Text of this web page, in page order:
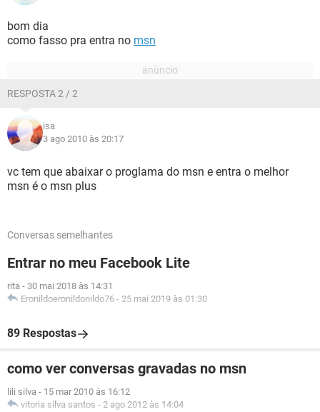
bom dia
como fasso pra entra no msn
RESPOSTA 2 / 2
isa
3 ago 2010 às 20:17
vc tem que abaixar o proglama do msn e entra o melhor
msn é o msn plus
Conversas semelhantes
Entrar no meu Facebook Lite
rita - 30 mai 2018 às 14:31
Eronildoeronildonildo76 - 25 mai 2019 às 01:30
89 Respostas
como ver conversas gravadas no msn
lili silva - 15 mar 2010 às 16:12
vitoria silva santos - 2 ago 2012 às 14:04